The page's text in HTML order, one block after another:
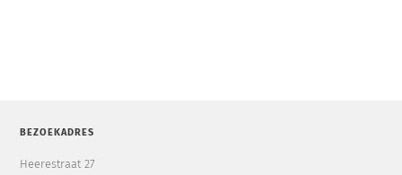
BEZOEKADRES
Heerestraat 27